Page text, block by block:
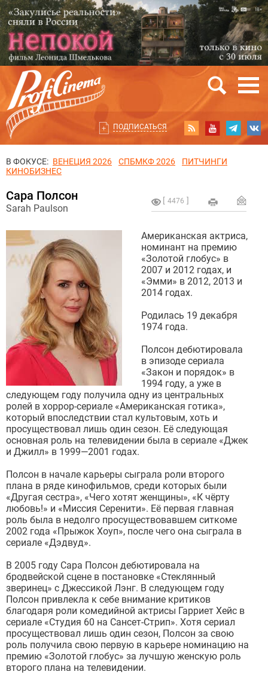
ПОДПИСАТЬСЯ
В ФОКУСЕ: ВЕНЕЦИЯ 2026 СПБМКФ 2026
ПИТЧИНГИ
КИНОБИЗНЕС
4476
Сара Полсон
Sarah Paulson
Американская актриса,
номинант на премию
«Золотой глобус» в
2007 и 2012 годах, и
«Эмми» в 2012, 2013 и
2014 годах.
Родилась 19 декабря
1974 года.
Полсон дебютировала
в эпизоде сериала
«Закон и порядок» в
1994 году, а уже в
следующем году получила одну из центральных
ролей в хоррор-сериале «Американская готика»,
который впоследствии стал культовым, хоть и
просуществовал лишь один сезон. Её следующая
основная роль на телевидении была в сериале «Джек
и Джилл» в 1999—2001 годах.
Полсон в начале карьеры сыграла роли второго
плана в ряде кинофильмов, среди которых были
«Другая сестра», «Чего хотят женщины», «К чёрту
любовь!» и «Миссия Серенити». Её первая главная
роль была в недолго просуществовавшем ситкоме
2002 года «Прыжок Хоуп», после чего она сыграла в
сериале «Дэдвуд».
В 2005 году Сара Полсон дебютировала на
бродвейской сцене в постановке «Стеклянный
зверинец» с Джессикой Лэнг. В следующем году
Полсон привлекла к себе внимание критиков
благодаря роли комедийной актрисы Гарриет Хейс в
сериале «Студия 60 на Сансет-Стрип». Хотя сериал
просуществовал лишь один сезон, Полсон за свою
роль получила свою первую в карьере номинацию на
премию «Золотой глобус» за лучшую женскую роль
второго плана на телевидении.